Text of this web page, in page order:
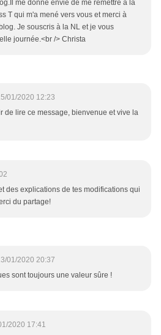
me donne envie de me remettre à la
T qui m'a mené vers vous et merci à
Je souscris à la NL et je vous
journée.<br /> Christa
01/2020 12:23
de lire ce message, bienvenue et vive la
des explications de tes modifications qui
du partage!
01/2020 20:37
sont toujours une valeur sûre !
2020 17:41